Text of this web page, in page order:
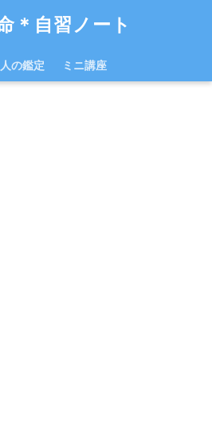
＊自習ノート
の鑑定 ミニ講座